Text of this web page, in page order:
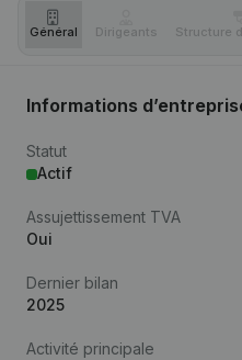
Général Dirigeants Structure
Informations
Statut
Actif
Assujettissement TVA
Oui
Dernier bilan
2025
Activité principale